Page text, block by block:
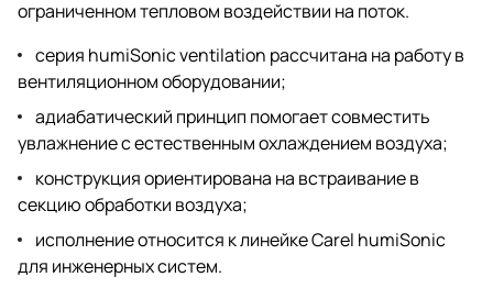
ограниченном тепловом воздействии на поток.
серия humiSonic ventilation рассчитана на работу в
вентиляционном оборудовании;
адиабатический принцип помогает совместить
увлажнение с естественным охлаждением воздуха;
конструкция ориентирована на встраивание в
секцию обработки воздуха;
исполнение относится к линейке Carel humiSonic
для инженерных систем.